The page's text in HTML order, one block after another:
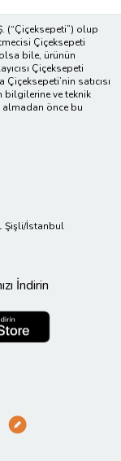
(“Çiçeksepeti”) olup
Çiçeksepeti
bile, ürünün
Çiçeksepeti
satıcısı
bilgilerine ve teknik
almadan önce bu
Şişli/İstanbul
İndirin